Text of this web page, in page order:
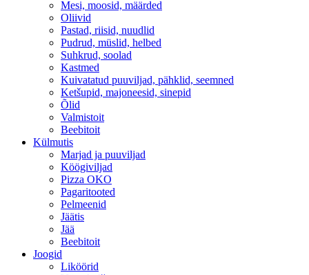
Mesi, moosid, määrded
Oliivid
Pastad, riisid, nuudlid
Pudrud, müslid, helbed
Suhkrud, soolad
Kastmed
Kuivatatud puuviljad, pähklid, seemned
Ketšupid, majoneesid, sinepid
Õlid
Valmistoit
Beebitoit
Külmutis
Marjad ja puuviljad
Köögiviljad
Pizza OKO
Pagaritooted
Pelmeenid
Jäätis
Jää
Beebitoit
Joogid
Liköörid